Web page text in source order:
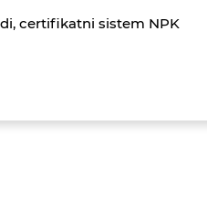
certifikatni sistem NPK